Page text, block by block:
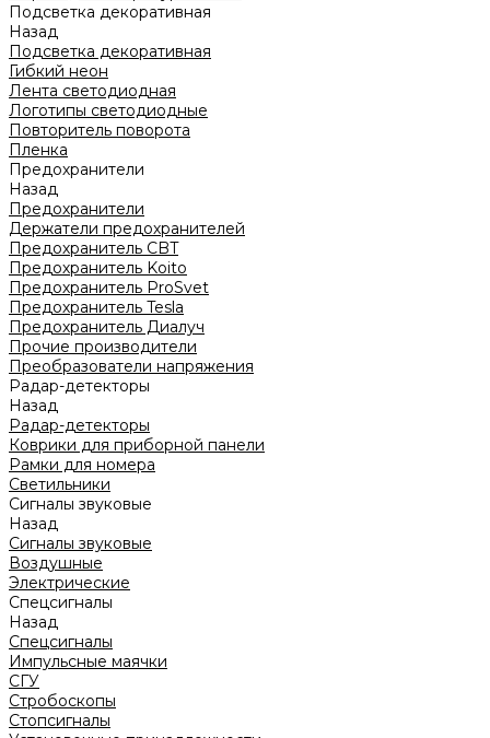
Подсветка декоративная
Назад
Подсветка декоративная
Гибкий неон
Лента светодиодная
Логотипы светодиодные
Повторитель поворота
Пленка
Предохранители
Назад
Предохранители
Держатели предохранителей
Предохранитель CBT
Предохранитель Koito
Предохранитель ProSvet
Предохранитель Tesla
Предохранитель Диалуч
Прочие производители
Преобразователи напряжения
Радар-детекторы
Назад
Радар-детекторы
Коврики для приборной панели
Рамки для номера
Светильники
Сигналы звуковые
Назад
Сигналы звуковые
Воздушные
Электрические
Спецсигналы
Назад
Спецсигналы
Импульсные маячки
СГУ
Стробоскопы
Стопсигналы